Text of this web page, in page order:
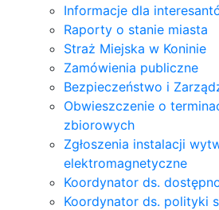
Informacje dla
Raporty o stanie miasta
Straż Miejska w Koninie
Zamówienia publiczne
Bezpieczeństwo i
Obwieszczenie o
zbiorowych
Zgłoszenia instalacji
elektromagnetyczne
Koordynator ds.
Koordynator ds. polityki